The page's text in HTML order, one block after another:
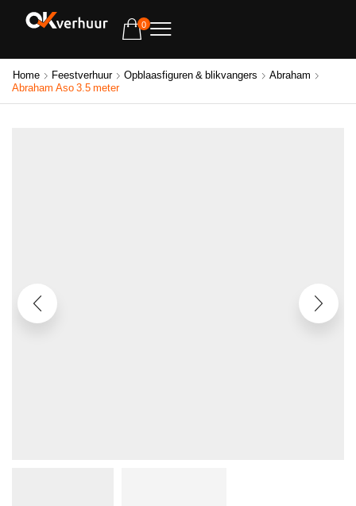
0
Home Feestverhuur Opblaasfiguren & blikvangers
Abraham
Abraham Aso 3.5 meter